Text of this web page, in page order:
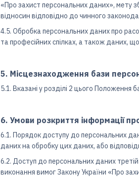
«Про захист персональних даних», мету
відносин відповідно до чинного
4.5. Обробка персональних даних про
та професійних спілках, а також даних,
5. Місцезнаходження бази
5.1. Вказані у розділі 2 цього
6. Умови розкриття інформації
6.1. Порядок доступу до персональних
даних на обробку цих даних, або
6.2. Доступ до персональних даних
виконання вимог Закону України «Про